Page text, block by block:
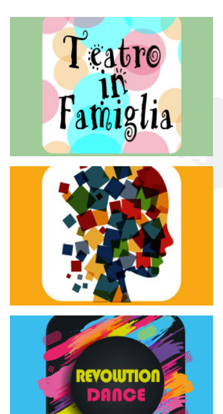
Teatro in famiglia
Teatro In Famiglia è una rassegna di teatro concepita
per far condividere e godere del teatro all’intera
famiglia.
Continua
Tracce dinamiche
Tracce Dinamiche è una rassegna di teatro
d’innovazione e sperimentale.
Continua
Revolution Dance
Rassegna di danza contemporanea – I Edizione